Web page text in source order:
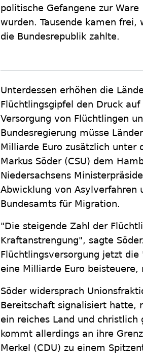
politische Gefangene zur Ware
wurden. Tausende kamen frei,
die Bundesrepublik zahlte.
Unterdessen erhöhen die
Flüchtlingsgipfel den Druck
Versorgung von Flüchtlingen
Bundesregierung müsse
Milliarde Euro zusätzlich unter
Markus Söder (CSU) dem
Niedersachsens
Abwicklung von Asylverfahren
Bundesamts für Migration.
"Die steigende Zahl der
Kraftanstrengung", sagte
Flüchtlingsversorgung jetzt
eine Milliarde Euro
Söder widersprach
Bereitschaft signalisiert hatte,
ein reiches Land und
kommt allerdings an ihre
Merkel (CDU) zu einem